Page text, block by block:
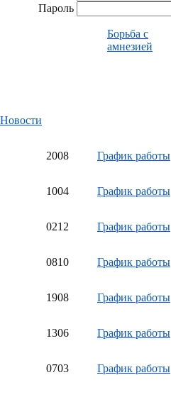
Пароль
Борьба с
амнезией
Новости
2008 График работы
1004 График работы
0212 График работы
0810 График работы
1908 График работы
1306 График работы
0703 График работы